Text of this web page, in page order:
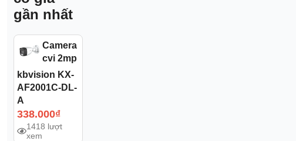
gần nhất
Camera
cvi 2mp
kbvision KX-
AF2001C-DL-
A
338.000₫
1418 lượt
xem